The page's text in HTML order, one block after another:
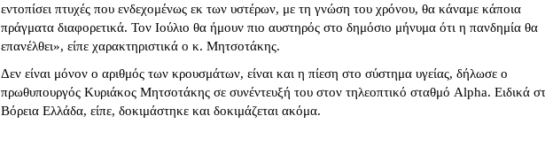
εντοπίσει πτυχές που ενδεχομένως εκ των υστέρων, με τη γνώση του χρόνου, θα κάναμε κάποια
πράγματα διαφορετικά. Τον Ιούλιο θα ήμουν πιο αυστηρός στο δημόσιο μήνυμα ότι η πανδημία θα
επανέλθει», είπε χαρακτηριστικά ο κ. Μητσοτάκης.
Δεν είναι μόνον ο αριθμός των κρουσμάτων, είναι και η πίεση στο σύστημα υγείας, δήλωσε ο
πρωθυπουργός Κυριάκος Μητσοτάκης σε συνέντευξή του στον τηλεοπτικό σταθμό Alpha. Ειδικά
Βόρεια Ελλάδα, είπε, δοκιμάστηκε και δοκιμάζεται ακόμα.